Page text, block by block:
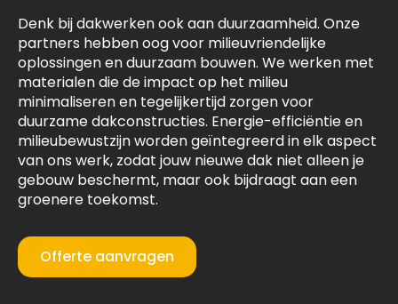
Denk bij dakwerken ook aan duurzaamheid. Onze
partners hebben oog voor milieuvriendelijke
oplossingen en duurzaam bouwen. We werken met
materialen die de impact op het milieu
minimaliseren en tegelijkertijd zorgen voor
duurzame dakconstructies. Energie-efficiëntie en
milieubewustzijn worden geïntegreerd in elk aspect
van ons werk, zodat jouw nieuwe dak niet alleen je
gebouw beschermt, maar ook bijdraagt aan een
groenere toekomst.
Offerte aanvragen